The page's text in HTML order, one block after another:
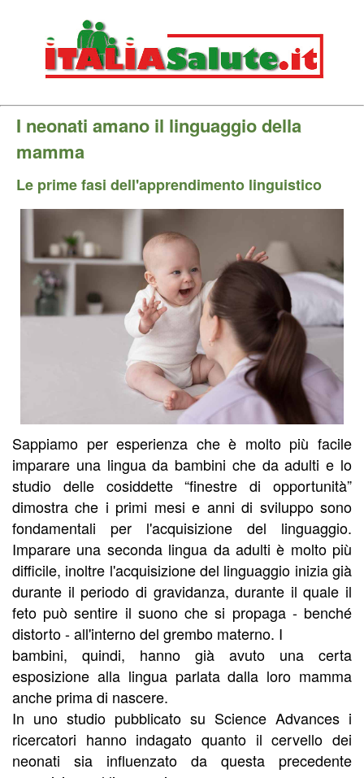
I neonati amano il linguaggio della
mamma
Le prime fasi dell'apprendimento linguistico
Sappiamo per esperienza che è molto più facile
imparare una lingua da bambini che da adulti e lo
studio delle cosiddette “finestre di opportunità”
dimostra che i primi mesi e anni di sviluppo sono
fondamentali per l'acquisizione del linguaggio.
Imparare una seconda lingua da adulti è molto più
difficile, inoltre l'acquisizione del linguaggio inizia già
durante il periodo di gravidanza, durante il quale il
feto può sentire il suono che si propaga - benché
distorto - all'interno del grembo materno. I
bambini, quindi, hanno già avuto una certa
esposizione alla lingua parlata dalla loro mamma
anche prima di nascere.
In uno studio pubblicato su Science Advances i
ricercatori hanno indagato quanto il cervello dei
neonati sia influenzato da questa precedente